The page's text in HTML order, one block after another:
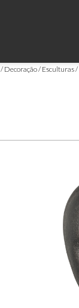
Decoração Esculturas